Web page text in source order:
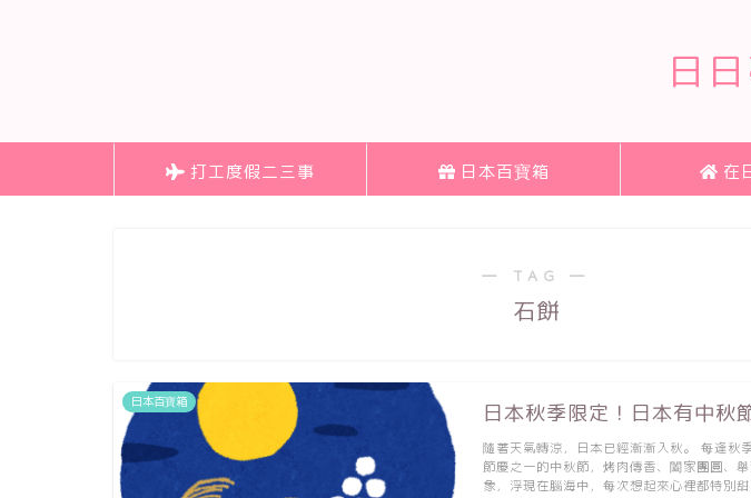
日
打工度假二三事 日本百寶箱 在
― TAG ―
石餅
日本百寶箱 日本秋季限定！日本有中秋
隨著天氣轉涼，日本已經漸漸入秋。 每逢秋
節慶之一的中秋節，烤肉傳香、闔家團圓、
象，浮現在腦海中，每次想起來心裡都特別